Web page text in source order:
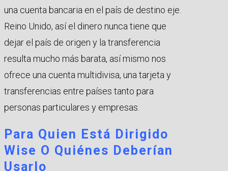
una cuenta bancaria en el país de destino eje.
Reino Unido, así el dinero nunca tiene que
dejar el país de origen y la transferencia
resulta mucho más barata, así mismo nos
ofrece una cuenta multidivisa, una tarjeta y
transferencias entre países tanto para
personas particulares y empresas.
Para Quien Está Dirigido
Wise O Quiénes Deberían
Usarlo